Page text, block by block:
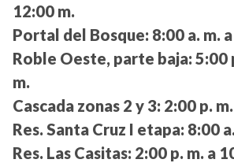
12:00 m.
Portal del Bosque: 8:00 a. m.
Roble Oeste, parte baja: 5:00
m.
Cascada zonas 2 y 3: 2:00 p.
Res. Santa Cruz I etapa: 8:00
Res. Las Casitas: 2:00 p. m. a